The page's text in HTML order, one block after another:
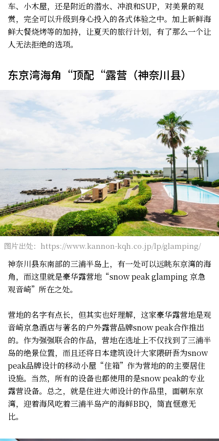
车、小木屋，还是附近的潜水、冲浪和SUP，对美景的观
赏，完全可以升级到身心投入的各式体验之中。加上新鲜海
鲜大餐烧烤等的加持，让夏天的旅行计划，有了那么一个让
人无法拒绝的选项。
东京湾海角“顶配“露营（神奈川县）
图片出处：https://www.kannon-kqh.co.jp/lp/glamping/
神奈川县东南部的三浦半岛上，有一处可以远眺东京湾的海
角，而这里就是豪华露营地“snow peak glamping 京急
观音崎”所在之处。
营地的名字有点长，但其实也好理解，这家豪华露营地是观
音崎京急酒店与著名的户外露营品牌snow peak合作推出
的。作为强强联合的作品，营地在选址上不仅找到了三浦半
岛的绝景位置，而且还将日本建筑设计大家隈研吾为snow
peak品牌设计的移动小屋“住箱”作为营地的的主要居住
设施。当然，所有的设备也都使用的是snow peak的专业
露营设备。总之，就是住进大师设计的作品里，面朝东京
湾，迎着海风吃着三浦半岛产的海鲜BBQ，简直惬意无
比。